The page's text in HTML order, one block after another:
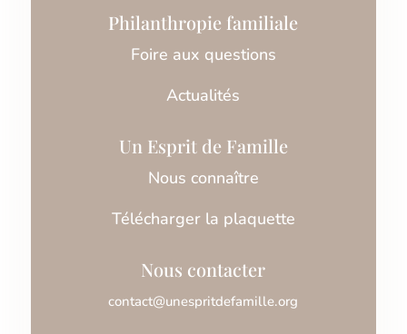
Philanthropie familiale
Foire aux questions
Actualités
Un Esprit de Famille
Nous connaître
Télécharger la plaquette
Nous contacter
contact@unespritdefamille.org